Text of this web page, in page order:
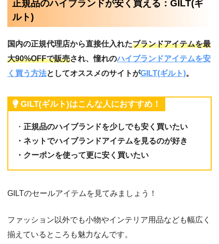
正規品のハイブランドが安く買える：GILT(ギ
ルト)
国内の正規代理店から直接仕入れたブランドアイテムを最
大90%OFFで販売され、憧れのハイブランドアイテムを安
く買う方法としてオススメのサイトがGILT(ギルト)。
GILT(ギルト)はこんな人におすすめ！
・ 正規品のハイブランドを少しでも安く買いたい
・ネットでハイブランドアイテムを見るのが好き
・クーポンを使って更に安く買いたい
GILTのセールアイテムを見てみましょう！
ファッション以外でも小物やインテリア用品なども幅広く
揃えているところも魅力なんです。